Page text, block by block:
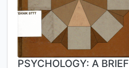
PSYCHOLOGY: A BRIEF